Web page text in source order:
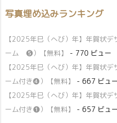
写真埋め込みランキング
【2025年巳（へび）年】年賀状
ーム ❺）【無料】
- 770 ビュー
【2025年巳（へび）年】年賀状
ーム付き❹）【無料】
- 667 ビュ
【2025年巳（へび）年】年賀状
ーム付き❶）【無料】
- 657 ビュ